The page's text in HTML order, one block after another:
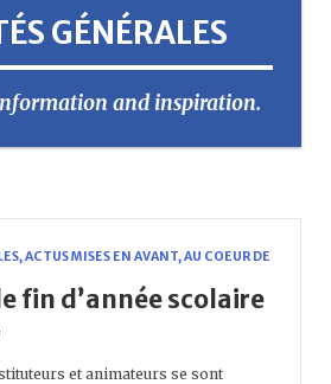
GÉNÉRALES
and inspiration.
, ACTUS MISES EN AVANT, AU COEUR DE
fin d’année scolaire
et animateurs se sont